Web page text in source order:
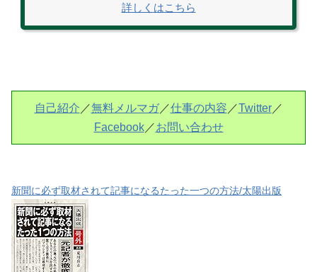
詳しくはこちら
自己紹介 ／無料メルマガ／仕事の内容 ／Twitter／
Facebook／お問い合わせ
新聞に必ず取材されて記事になるたった一つの方法/太陽出版